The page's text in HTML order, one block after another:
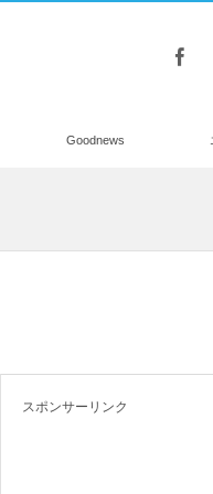
Goodnews
スポンサーリンク